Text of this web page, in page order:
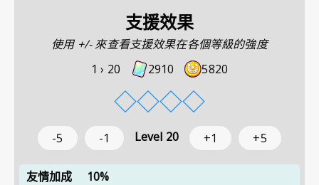
支援效果
使用 +/- 來查看支援效果在各個等級的強度
1 › 20 2910 5820
◇◇◇◇
-5 -1 Level 20 +1 +5
友情加成
10%